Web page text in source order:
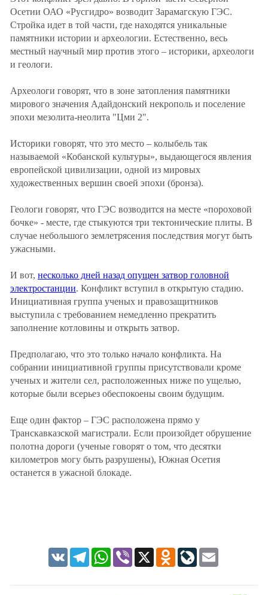
ЗАСТАВЛЯЕТ
КАВКАЗ ЗА ПАЛЕСТИНУ
ИНАКОМЫСЛИЕ В ЧЕЧНЕ
Дагестан
Ингушетия
Кабардино-Балкария
Калмыкия
Краснодарский край
Нагорный Карабах
Российская Федерация
Ростовская область
Северная Осетия - Алания
Ставропольский край
Чечня
Южная Осетия
ЮФО
Осетии ОАО «Русгидро» возводит Зарамагскую ГЭС.
Стройка идет в той части, где находятся уникальные
памятники истории и археологии. Естественно, весь
местный научный мир против этого – историки, археологи
и геологи.
Археологи говорят, что в зоне затопления памятники
мирового значения Адайдонский некрополь и поселение
эпохи мезолита-неолита "Цми 2".
Историки говорят, что это место – колыбель так
называемой «Кобанской культуры», выдающегося явления
европейской цивилизации, одной из мировых
художественных вершин своей эпохи (бронза).
Геологи говорят, что ГЭС возводится на месте «пороховой
бочке» - месте, где стыкуются три тектонические плиты. В
случае небольшого землетрясения последствия могут быть
ужасными.
И вот, несколько дней назад опущен затвор головной
электростанции. Конфликт вступил в открытую стадию.
Инициативная группа ученых и правозащитников
выступила с требованием немедленно прекратить
заполнение котловины и открыть затвор.
Предполагаю, что это только начало конфликта. На
собрании инициативной группы присутствовали кроме
ученых и жители сел, расположенных ниже по ущелью,
которые были всерьез обеспокоены своим будущим.
Еще один фактор – ГЭС расположена прямо у
Транскавказской магистрали. Если произойдет обрушение
полотна дороги (ученые говорят о том, что десятки
километров могу быть разрушены), Южная Осетия
останется в ужасной блокаде.
VK TelegramWhatsApp
Viber X Odnoklassniki
LiveJournal
Email